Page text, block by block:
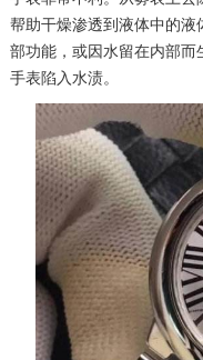
帮助干燥渗透到液体中的液
部功能，或因水留在内部
手表陷入水渍。